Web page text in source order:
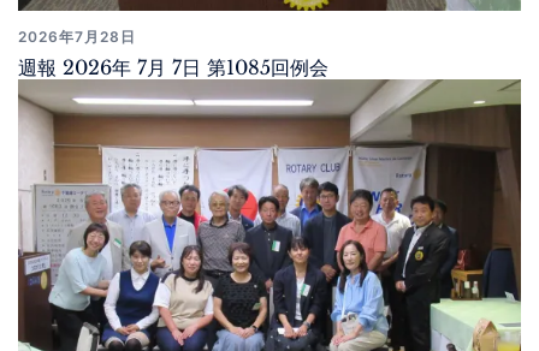
2026年7月28日
週報 2026年 7月 7日 第1085回例会